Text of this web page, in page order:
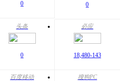
0 0
头条
0
必应
18,480-143
百度移动 搜狗PC